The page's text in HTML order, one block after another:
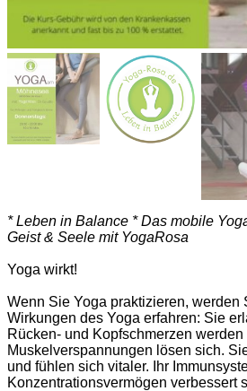
* Leben in Balance * Das mobile
Geist & Seele mit YogaRosa
Yoga wirkt!
Wenn Sie Yoga praktizieren, werden
Wirkungen des Yoga erfahren: Sie
Rücken- und Kopfschmerzen
Muskelverspannungen lösen sich.
und fühlen sich vitaler. Ihr
Konzentrationsvermögen verbessert